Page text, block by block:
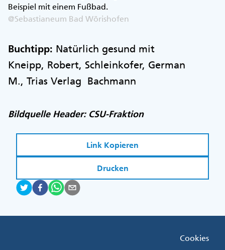
Beispiel mit einem Fußbad.
@Sebastianeum Bad Wörishofen
Buchtipp: Natürlich gesund mit
Kneipp, Robert, Schleinkofer, German
M., Trias Verlag Bachmann
Bildquelle Header: CSU-Fraktion
Link Kopieren
Drucken
Cookies